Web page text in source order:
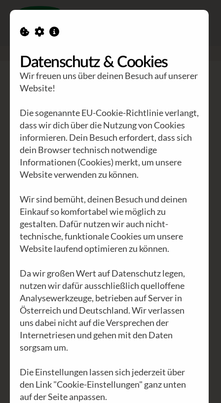
ALLE
AKTUELLES(14) ARCHIV (8) AFRIKA(16)
WALDVIERTEL(2) POLITIK (11) WIRTSCHAFT(9)
KULTUR
UMWELT (6) GEA (26)
PHILOSOPHIE (6) UNSITTEN
Safari der Schande
Was die Vertreibung der Maasai
betrifft, da kenn ich mich ein bisschen
aus. 1959 wurden die Maasai aus der
Seringeti vertrieben. 1973 war ich zum
Datenschutz & Cookies
Wir freuen uns über deinen Besuch auf unserer
Website!
Die sogenannte EU-Cookie-Richtlinie verlangt,
dass wir dich über die Nutzung von Cookies
informieren. Dein Besuch erfordert, dass sich
dein Browser technisch notwendige
Informationen (Cookies) merkt, um unsere
Website verwenden zu können.
Wir sind bemüht, deinen Besuch und deinen
Einkauf so komfortabel wie möglich zu
gestalten. Dafür nutzen wir auch nicht-
technische, funktionale Cookies um unsere
Website laufend optimieren zu können.
Da wir großen Wert auf Datenschutz legen,
nutzen wir dafür ausschließlich quelloffene
Analysewerkzeuge, betrieben auf Server in
Österreich und Deutschland. Wir verlassen
uns dabei nicht auf die Versprechen der
Internetriesen und gehen mit den Daten
sorgsam um.
Die Einstellungen lassen sich jederzeit über
den Link "Cookie-Einstellungen" ganz unten
auf der Seite anpassen.